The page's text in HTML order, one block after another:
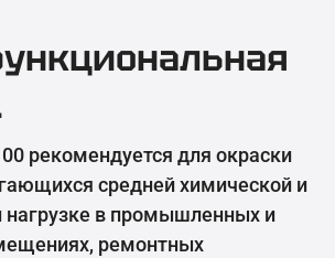
рекомендуется для окраски
средней химической и
нагрузке в промышленных и
ремонтных